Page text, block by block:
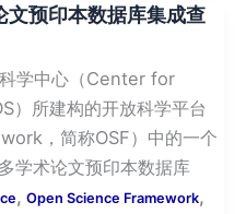
预印本数据库集成查
学中心（Center for
）所建构的开放科学平台
，简称OSF）中的一个
学术论文预印本数据库
, Open Science Framework,